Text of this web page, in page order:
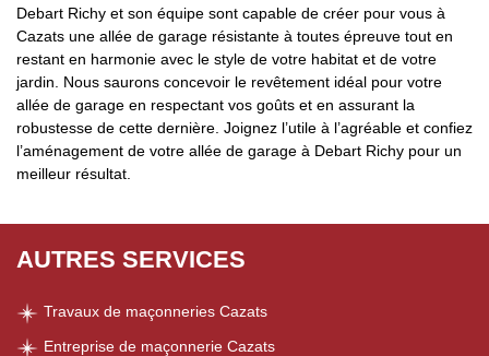
Debart Richy et son équipe sont capable de créer pour vous à
Cazats une allée de garage résistante à toutes épreuve tout en
restant en harmonie avec le style de votre habitat et de votre
jardin. Nous saurons concevoir le revêtement idéal pour votre
allée de garage en respectant vos goûts et en assurant la
robustesse de cette dernière. Joignez l’utile à l’agréable et confiez
l’aménagement de votre allée de garage à Debart Richy pour un
meilleur résultat.
AUTRES SERVICES
Travaux de maçonneries Cazats
Entreprise de maçonnerie Cazats